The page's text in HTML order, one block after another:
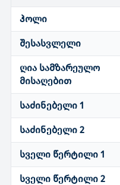
ჰოლი
შესასვლელი
ღია სამზარეულო
მისაღებით
საძინებელი 1
საძინებელი 2
სველი წერტილი 1
სველი წერტილი 2